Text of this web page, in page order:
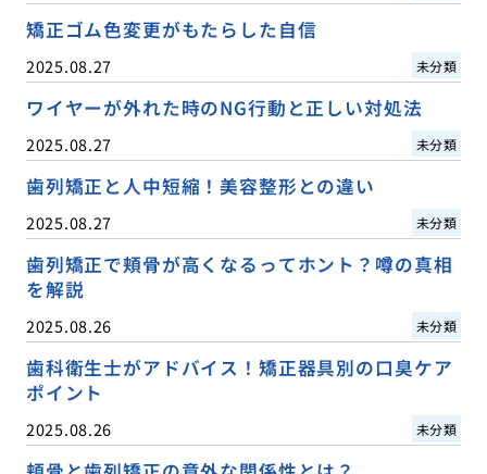
矯正ゴム色変更がもたらした自信
2025.08.27 未分類
ワイヤーが外れた時のNG行動と正しい対処法
2025.08.27 未分類
歯列矯正と人中短縮！美容整形との違い
2025.08.27 未分類
歯列矯正で頬骨が高くなるってホント？噂の真相
を解説
2025.08.26 未分類
歯科衛生士がアドバイス！矯正器具別の口臭ケア
ポイント
2025.08.26 未分類